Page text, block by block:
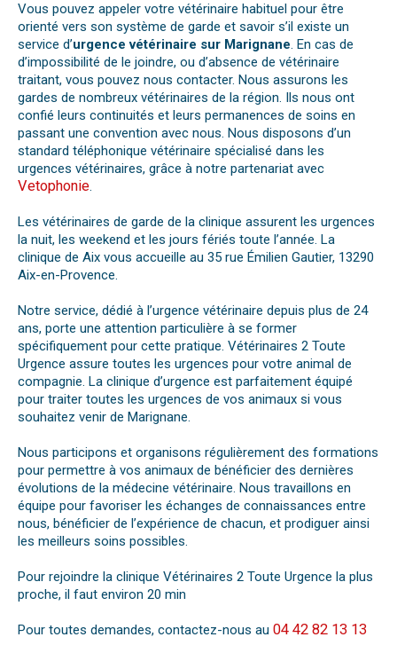
Vous pouvez appeler votre vétérinaire habituel pour être
orienté vers son système de garde et savoir s’il existe un
service d’urgence vétérinaire sur Marignane. En cas de
d’impossibilité de le joindre, ou d’absence de vétérinaire
traitant, vous pouvez nous contacter. Nous assurons les
gardes de nombreux vétérinaires de la région. Ils nous ont
confié leurs continuités et leurs permanences de soins en
passant une convention avec nous. Nous disposons d’un
standard téléphonique vétérinaire spécialisé dans les
urgences vétérinaires, grâce à notre partenariat avec
Vetophonie.
Les vétérinaires de garde de la clinique assurent les urgences
la nuit, les weekend et les jours fériés toute l’année. La
clinique de Aix vous accueille au 35 rue Émilien Gautier, 13290
Aix-en-Provence.
Notre service, dédié à l’urgence vétérinaire depuis plus de 24
ans, porte une attention particulière à se former
spécifiquement pour cette pratique. Vétérinaires 2 Toute
Urgence assure toutes les urgences pour votre animal de
compagnie. La clinique d’urgence est parfaitement équipé
pour traiter toutes les urgences de vos animaux si vous
souhaitez venir de Marignane.
Nous participons et organisons régulièrement des formations
pour permettre à vos animaux de bénéficier des dernières
évolutions de la médecine vétérinaire. Nous travaillons en
équipe pour favoriser les échanges de connaissances entre
nous, bénéficier de l’expérience de chacun, et prodiguer ainsi
les meilleurs soins possibles.
Pour rejoindre la clinique Vétérinaires 2 Toute Urgence la plus
proche, il faut environ 20 min
Pour toutes demandes, contactez-nous au 04 42 82 13 13